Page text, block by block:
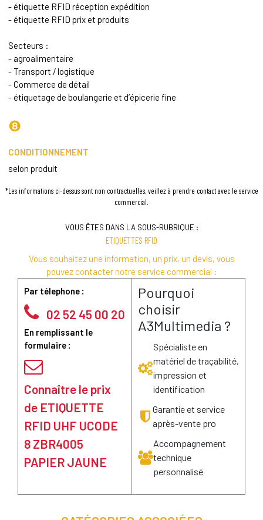
- étiquette RFID réception expédition
- étiquette RFID prix et produits
Secteurs :
- agroalimentaire
- Transport / logistique
- Commerce de détail
- étiquetage de boulangerie et d’épicerie fine
❽
CONDITIONNEMENT
selon produit
*Les informations ci-dessus sont non contractuelles, veillez à prendre contact avec le service
commercial.
VOUS ÊTES DANS LA SOUS-RUBRIQUE :
ETIQUETTES RFID
Vous souhaitez une information, un prix, un devis, vous
pouvez contacter notre service commercial :
Par télephone :
02 52 45 00 20
En remplissant le
formulaire :
Connaître le prix
de ETIQUETTE
RFID UHF UCODE
8 ZBR4005
PAPIER JAUNE
Pourquoi
choisir
A3Multimedia ?
Spécialiste en
matériel de traçabilité,
impression et
identification
Garantie et service
après-vente pro
Accompagnement
technique
personnalisé